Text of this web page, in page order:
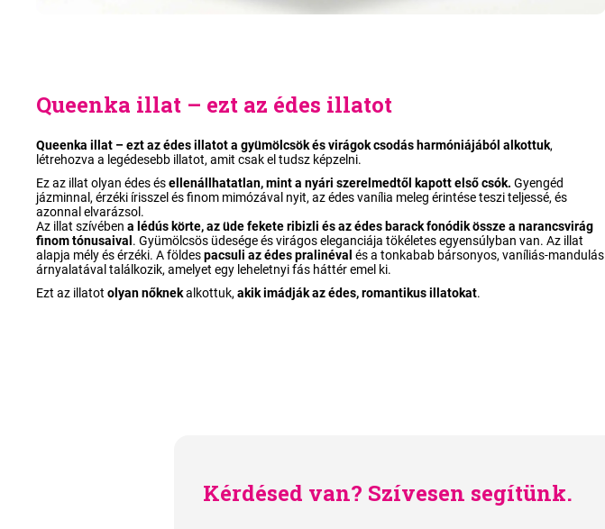
Queenka illat – ezt az édes illatot
Queenka illat – ezt az édes illatot a gyümölcsök és virágok csodás harmóniájából alkottuk,
létrehozva a legédesebb illatot, amit csak el tudsz képzelni.
Ez az illat olyan édes ésellenállhatatlan, mint a nyári szerelmedtől kapott első csók. Gyengéd
jázminnal, érzéki írisszel és finom mimózával nyit, az édes vanília meleg érintése teszi teljessé, és
azonnal elvarázsol.
Az illat szívében a lédús körte, az üde fekete ribizli és az édes barack fonódik össze a narancsvirág
finom tónusaival . Gyümölcsös üdesége és virágos eleganciája tökéletes egyensúlyban van. Az illat
alapja mély és érzéki. A földespacsuli az édes pralinéval és a tonkabab bársonyos, vaníliás-mandulás
árnyalatával találkozik, amelyet egy leheletnyi fás háttér emel ki.
Ezt az illatot olyan nőknekalkottuk, akik imádják az édes, romantikus illatokat.
Kérdésed van? Szívesen segítünk.